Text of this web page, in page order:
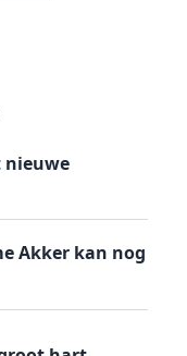
nieuwe
Akker kan nog